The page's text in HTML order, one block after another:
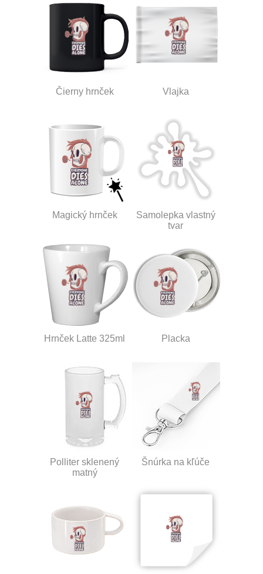
Čierny hrnček Vlajka
Magický hrnček
Samolepka vlastný
tvar
Hrnček Latte 325ml Placka
Polliter sklenený
matný
Šnúrka na kľúče